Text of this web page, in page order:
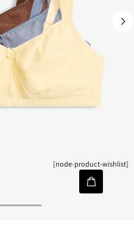
[node-product-wishlist]